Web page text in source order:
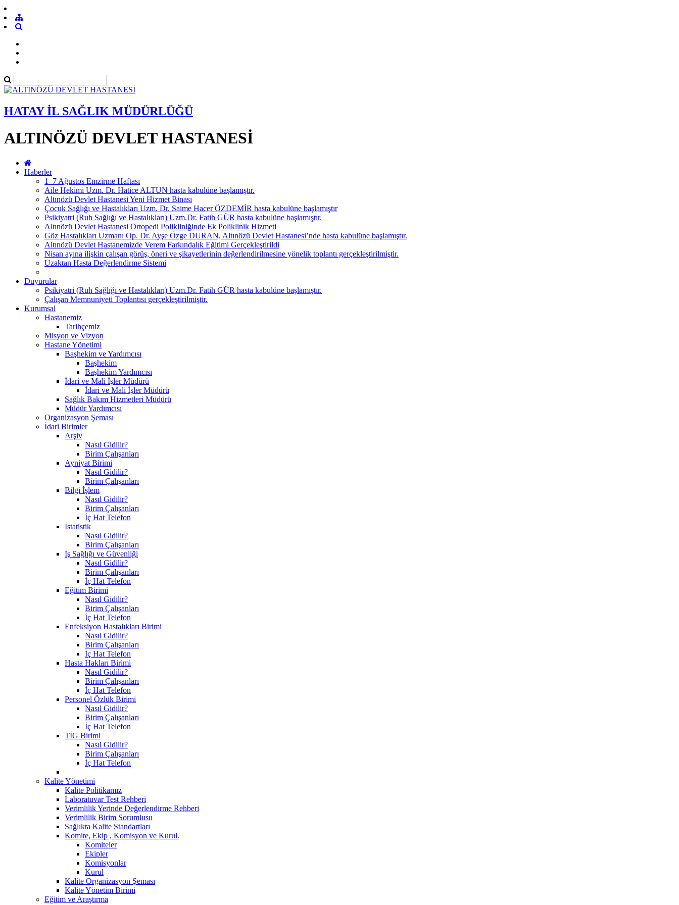
HATAY İL SAĞLIK MÜDÜRLÜĞÜ
ALTINÖZÜ DEVLET HASTANESİ
Haberler
1–7 Ağustos Emzirme Haftası
Aile Hekimi Uzm. Dr. Hatice ALTUN hasta kabulüne başlamıştır.
Altınözü Devlet Hastanesi Yeni Hizmet Binası
Çocuk Sağlığı ve Hastalıkları Uzm. Dr. Saime Hacer ÖZDEMİR hasta kabulüne başlamıştır
Psikiyatri (Ruh Sağlığı ve Hastalıkları) Uzm.Dr. Fatih GÜR hasta kabulüne başlamıştır.
Altınözü Devlet Hastanesi Ortopedi Polikliniğinde Ek Poliklinik Hizmeti
Göz Hastalıkları Uzmanı Op. Dr. Ayşe Özge DURAN, Altınözü Devlet Hastanesi’nde hasta kabulüne başlamıştır.
Altınözü Devlet Hastanemizde Verem Farkındalık Eğitimi Gerçekleştirildi
Nisan ayına ilişkin çalışan görüş, öneri ve şikayetlerinin değerlendirilmesine yönelik toplantı gerçekleştirilmiştir.
Uzaktan Hasta Değerlendirme Sistemi
Duyurular
Psikiyatri (Ruh Sağlığı ve Hastalıkları) Uzm.Dr. Fatih GÜR hasta kabulüne başlamıştır.
Çalışan Memnuniyeti Toplantısı gerçekleştirilmiştir.
Kurumsal
Hastanemiz
Tarihçemiz
Misyon ve Vizyon
Hastane Yönetimi
Başhekim ve Yardımcısı
Başhekim
Başhekim Yardımcısı
İdari ve Mali İşler Müdürü
İdari ve Mali İşler Müdürü
Sağlık Bakım Hizmetleri Müdürü
Müdür Yardımcısı
Organizasyon Şeması
İdari Birimler
Arşiv
Nasıl Gidilir?
Birim Çalışanları
Ayniyat Birimi
Nasıl Gidilir?
Birim Çalışanları
Bilgi İşlem
Nasıl Gidilir?
Birim Çalışanları
İç Hat Telefon
İstatistik
Nasıl Gidilir?
Birim Çalışanları
İş Sağlığı ve Güvenliği
Nasıl Gidilir?
Birim Çalışanları
İç Hat Telefon
Eğitim Birimi
Nasıl Gidilir?
Birim Çalışanları
İç Hat Telefon
Enfeksiyon Hastalıkları Birimi
Nasıl Gidilir?
Birim Çalışanları
İç Hat Telefon
Hasta Hakları Birimi
Nasıl Gidilir?
Birim Çalışanları
İç Hat Telefon
Personel Özlük Birimi
Nasıl Gidilir?
Birim Çalışanları
İç Hat Telefon
TİG Birimi
Nasıl Gidilir?
Birim Çalışanları
İç Hat Telefon
Kalite Yönetimi
Kalite Politikamız
Laboratuvar Test Rehberi
Verimlilik Yerinde Değerlendirme Rehberi
Verimlilik Birim Sorumlusu
Sağlıkta Kalite Standartları
Komite, Ekip , Komisyon ve Kurul.
Komiteler
Ekipler
Komisyonlar
Kurul
Kalite Organizasyon Şeması
Kalite Yönetim Birimi
Eğitim ve Araştırma